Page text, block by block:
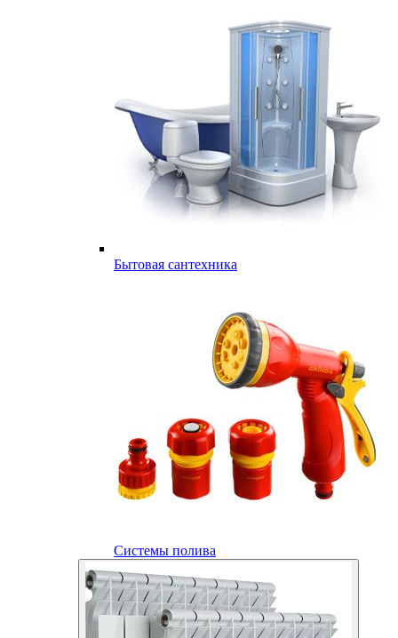
Бытовая сантехника
Системы полива